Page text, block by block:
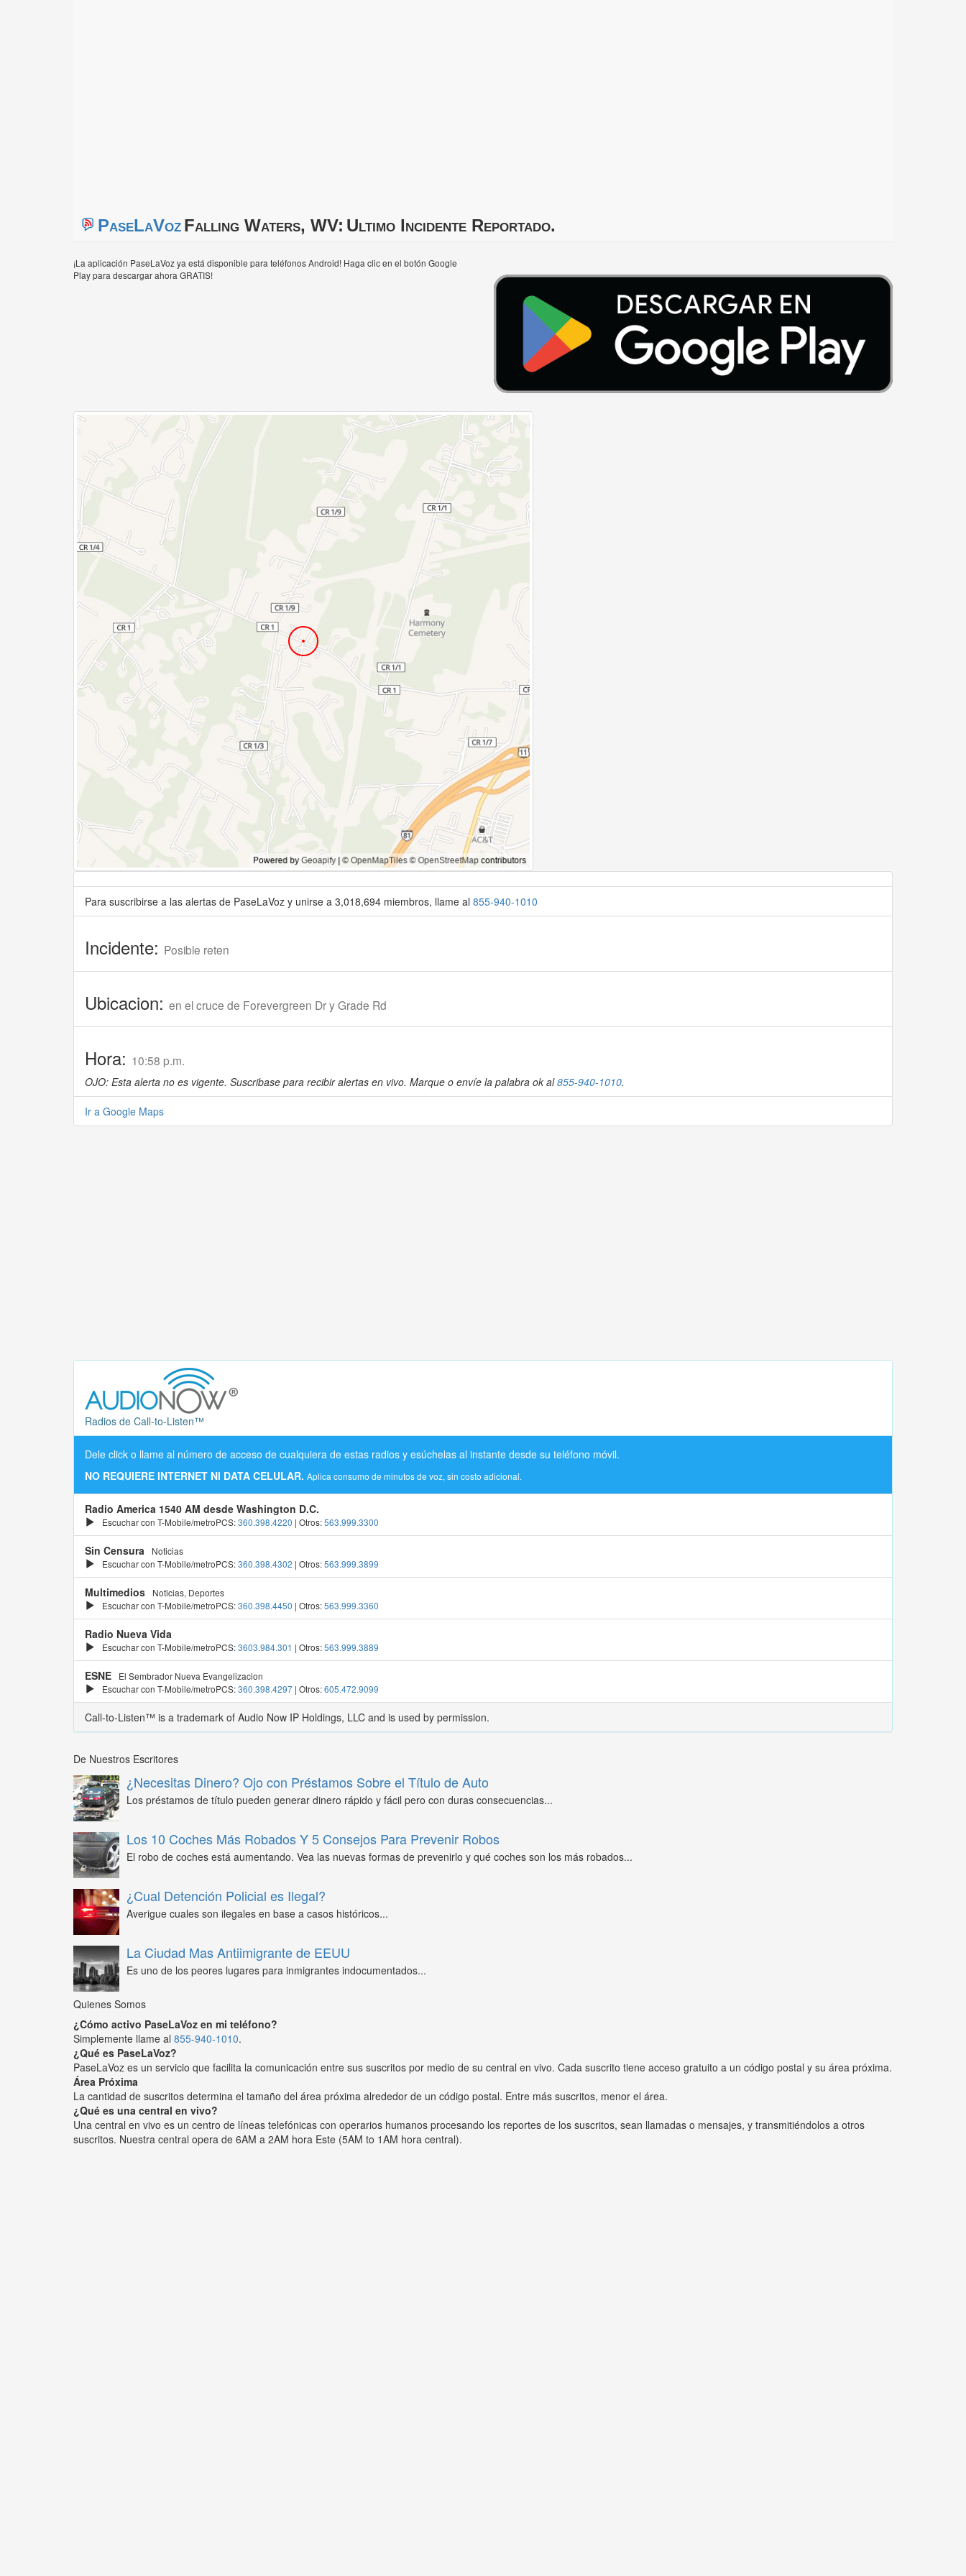
PaseLaVozFalling Waters, WV: Ultimo Incidente Reportado.
¡La aplicación PaseLaVoz ya está disponible para teléfonos Android! Haga clic en el botón Google
Play para descargar ahora GRATIS!
Para suscribirse a las alertas de PaseLaVoz y unirse a 3,018,694 miembros, llame al 855-940-1010
Incidente: Posible reten
Ubicacion: en el cruce de Forevergreen Dr y Grade Rd
Hora: 10:58 p.m.
OJO: Esta alerta no es vigente. Suscribase para recibir alertas en vivo. Marque o envíe la palabra ok al855-940-1010.
Ir a Google Maps
Radios de Call-to-Listen™
Dele click o llame al número de acceso de cualquiera de estas radios y esúchelas al instante desde su teléfono móvil.
NO REQUIERE INTERNET NI DATA CELULAR. Aplica consumo de minutos de voz, sin costo adicional.
Radio America 1540 AM desde Washington D.C.
Escuchar con T-Mobile/metroPCS:360.398.4220 | Otros:563.999.3300
Sin Censura
Noticias
Escuchar con T-Mobile/metroPCS:360.398.4302 | Otros:563.999.3899
Multimedios
Noticias, Deportes
Escuchar con T-Mobile/metroPCS:360.398.4450 | Otros:563.999.3360
Radio Nueva Vida
Escuchar con T-Mobile/metroPCS:3603.984.301 | Otros:563.999.3889
ESNE
El Sembrador Nueva Evangelizacion
Escuchar con T-Mobile/metroPCS:360.398.4297 | Otros:605.472.9099
Call-to-Listen™ is a trademark of Audio Now IP Holdings, LLC and is used by permission.
De Nuestros Escritores
¿Necesitas Dinero? Ojo con Préstamos Sobre el Título de Auto
Los préstamos de título pueden generar dinero rápido y fácil pero con duras consecuencias...
Los 10 Coches Más Robados Y 5 Consejos Para Prevenir Robos
El robo de coches está aumentando. Vea las nuevas formas de prevenirlo y qué coches son los más robados...
¿Cual Detención Policial es Ilegal?
Averigue cuales son ilegales en base a casos históricos...
La Ciudad Mas Antiimigrante de EEUU
Es uno de los peores lugares para inmigrantes indocumentados...
Quienes Somos
¿Cómo activo PaseLaVoz en mi teléfono?
Simplemente llame al 855-940-1010.
¿Qué es PaseLaVoz?
PaseLaVoz es un servicio que facilita la comunicación entre sus suscritos por medio de su central en vivo. Cada suscrito tiene acceso gratuito a un código postal y su área próxima.
Área Próxima
La cantidad de suscritos determina el tamaño del área próxima alrededor de un código postal. Entre más suscritos, menor el área.
¿Qué es una central en vivo?
Una central en vivo es un centro de líneas telefónicas con operarios humanos procesando los reportes de los suscritos, sean llamadas o mensajes, y transmitiéndolos a otros
suscritos. Nuestra central opera de 6AM a 2AM hora Este (5AM to 1AM hora central).